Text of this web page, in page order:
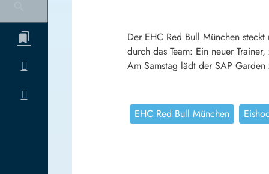
Der EHC Red Bull München
durch das Team: Ein neuer
Am Samstag lädt der SAP
EHC Red Bull München